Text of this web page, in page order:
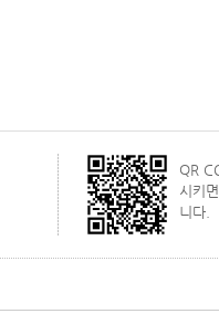
QR
시키
니다.